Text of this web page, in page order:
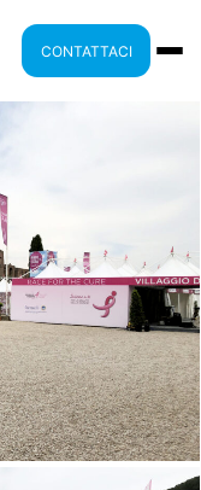
CONTATTACI